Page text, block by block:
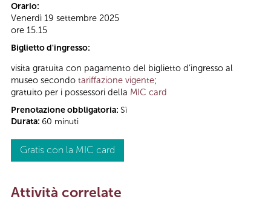
Orario:
Venerdì 19 settembre 2025
ore 15.15
Biglietto d'ingresso:
visita gratuita con pagamento del biglietto d’ingresso al
museo secondo tariffazione vigente;
gratuito per i possessori della MIC card
Prenotazione obbligatoria: Sì
Durata: 60 minuti
Gratis con la MIC card
Attività correlate